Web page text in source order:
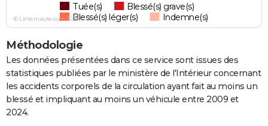
Tuée(s)
Blessé(s) grave(s)
Blessé(s) léger(s)
Indemne(s)
© Linternaute.com 2026
Méthodologie
Les données présentées dans ce service sont issues des
statistiques publiées par le ministère de l'Intérieur concernant
les accidents corporels de la circulation ayant fait au moins un
blessé et impliquant au moins un véhicule entre 2009 et
2024.